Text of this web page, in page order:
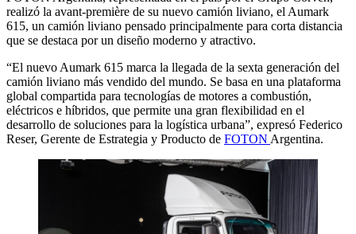
realizó la avant-première de su nuevo camión liviano, el Aumark
615, un camión liviano pensado principalmente para corta distancia
que se destaca por un diseño moderno y atractivo.
“El nuevo Aumark 615 marca la llegada de la sexta generación del
camión liviano más vendido del mundo. Se basa en una plataforma
global compartida para tecnologías de motores a combustión,
eléctricos e híbridos, que permite una gran flexibilidad en el
desarrollo de soluciones para la logística urbana”, expresó Federico
Reser, Gerente de Estrategia y Producto de FOTON Argentina.